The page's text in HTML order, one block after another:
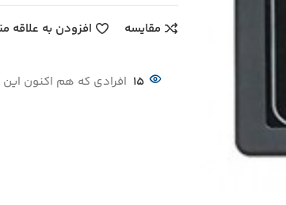
مقایسه افزودن به علاقه
15 افرادی که هم اکنون